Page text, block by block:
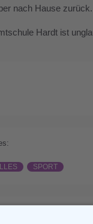
nach Hause zurück.
Hardt ist
SPORT